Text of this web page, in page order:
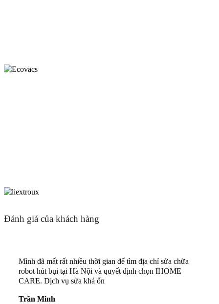
Đánh giá của khách hàng
Mình đã mất rất nhiều thời gian để tìm địa chỉ sửa chữa
robot hút bụi tại Hà Nội và quyết định chọn IHOME
CARE. Dịch vụ sửa khá ổn
Trần Minh